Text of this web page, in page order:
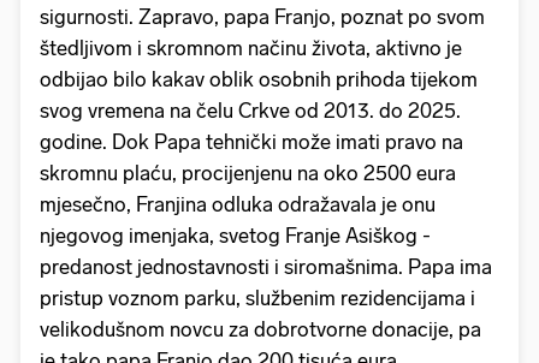
sigurnosti. Zapravo, papa Franjo, poznat po svom
štedljivom i skromnom načinu života, aktivno je
odbijao bilo kakav oblik osobnih prihoda tijekom
svog vremena na čelu Crkve od 2013. do 2025.
godine. Dok Papa tehnički može imati pravo na
skromnu plaću, procijenjenu na oko 2500 eura
mjesečno, Franjina odluka odražavala je onu
njegovog imenjaka, svetog Franje Asiškog -
predanost jednostavnosti i siromašnima. Papa ima
pristup voznom parku, službenim rezidencijama i
velikodušnom novcu za dobrotvorne donacije, pa